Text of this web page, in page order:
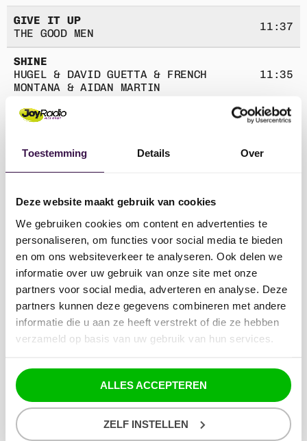
Toestemming Details Over
Deze website maakt gebruik van cookies
We gebruiken cookies om content en advertenties te
personaliseren, om functies voor social media te bieden
en om ons websiteverkeer te analyseren. Ook delen we
informatie over uw gebruik van onze site met onze
partners voor social media, adverteren en analyse. Deze
partners kunnen deze gegevens combineren met andere
informatie die u aan ze heeft verstrekt of die ze hebben
verzameld op basis van uw gebruik van hun services.
ALLES ACCEPTEREN
ZELF INSTELLEN
ACTIE
Win een glamping-verblijf voor
2 personen tijdens het TT-
weekend!
GIVE IT UP
THE GOOD MEN
11:37
SHINE
HUGEL & DAVID GUETTA & FRENCH
MONTANA & AIDAN MARTIN
11:35
STOP
11:31
HOW DEEP IS YOUR LOVE
CALVIN HARRIS
LET YOURSELF GO
DAI DAI
SHAKIRA & BURNA BOY
11:19
FREED FROM DESIRE
GALA
11:15
RITUAL
TIESTO & JONAS BLUE & RITA ORA
11:12
CRYSTAL WATERS
11:09
DIRTY CASH (MONEY TALKS)
ADVENTURES OF THE STEVIE V & PAWSA
11:05